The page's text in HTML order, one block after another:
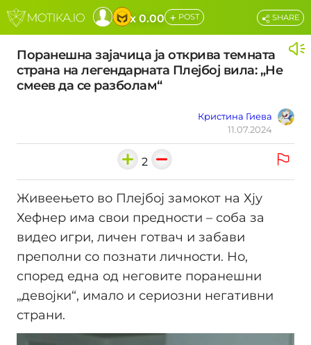
x 0.00 + POST
Поранешна зајачица ја открива темната
страна на легендарната Плејбој вила: „Не
смеев да се разболам“
Кристина Гиева
11.07.2024
SHARE
2
Живеењето во Плејбој замокот на Хју
Хефнер има свои предности – соба за
видео игри, личен готвач и забави
преполни со познати личности. Но,
според една од неговите поранешни
„девојки“, имало и сериозни негативни
страни.